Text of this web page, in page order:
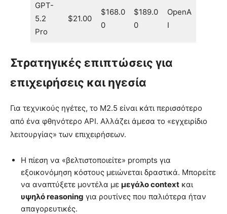
GPT-
5.2
Pro
$21.00
$168.0
0
$189.0
0
OpenA
I
Στρατηγικές επιπτώσεις για
επιχειρήσεις και ηγεσία
Για τεχνικούς ηγέτες, το M2.5 είναι κάτι περισσότερο
από ένα φθηνότερο API. Αλλάζει άμεσα το «εγχειρίδιο
λειτουργίας» των επιχειρήσεων.
Η πίεση να «βελτιστοποιείτε» prompts για
εξοικονόμηση κόστους μειώνεται δραστικά. Μπορείτε
να αναπτύξετε μοντέλα με μεγάλο context και
υψηλό reasoning για ρουτίνες που παλιότερα ήταν
απαγορευτικές.